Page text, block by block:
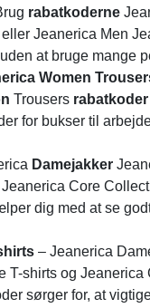
rabatkoderne
Jeanerica Men
at bruge mange
Women
Trousers rabatkoder
for bukser til
Damejakker
Core
dig med at se
– Jeanerica
T-shirts og Jeanerica
sørger for, at